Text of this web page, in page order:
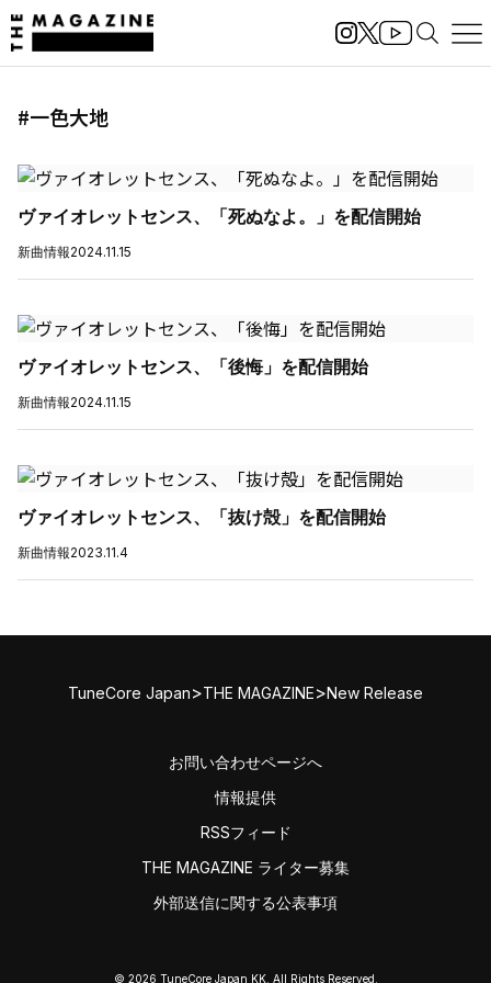
#一色大地
ヴァイオレットセンス、「死ぬなよ。」を配信開始
新曲情報2024.11.15
ヴァイオレットセンス、「後悔」を配信開始
新曲情報2024.11.15
ヴァイオレットセンス、「抜け殻」を配信開始
新曲情報2023.11.4
TuneCore Japan>THE MAGAZINE>New Release
お問い合わせページへ
情報提供
RSSフィード
THE MAGAZINE ライター募集
外部送信に関する公表事項
© 2026 TuneCore Japan KK. All Rights Reserved.